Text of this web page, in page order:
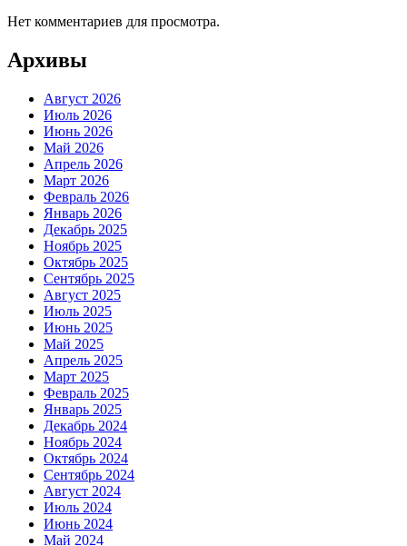
Нет комментариев для просмотра.
Архивы
Август 2026
Июль 2026
Июнь 2026
Май 2026
Апрель 2026
Март 2026
Февраль 2026
Январь 2026
Декабрь 2025
Ноябрь 2025
Октябрь 2025
Сентябрь 2025
Август 2025
Июль 2025
Июнь 2025
Май 2025
Апрель 2025
Март 2025
Февраль 2025
Январь 2025
Декабрь 2024
Ноябрь 2024
Октябрь 2024
Сентябрь 2024
Август 2024
Июль 2024
Июнь 2024
Май 2024